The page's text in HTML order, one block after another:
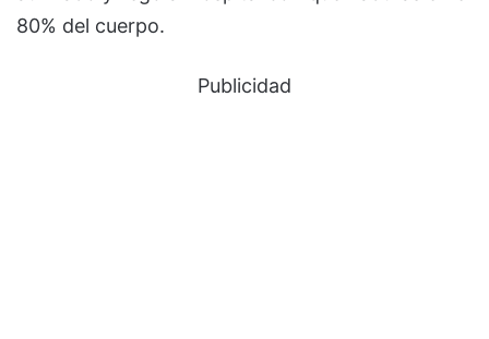
80% del cuerpo.
Publicidad